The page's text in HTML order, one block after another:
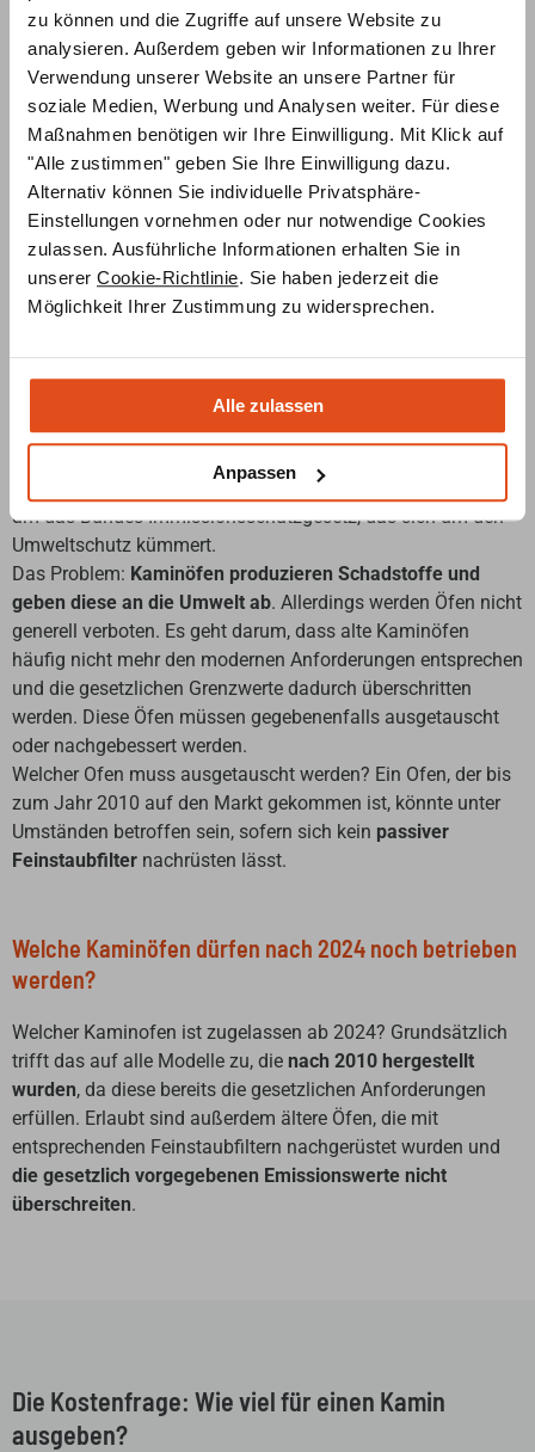
zu können und die Zugriffe auf unsere Website zu
analysieren. Außerdem geben wir Informationen zu Ihrer
Verwendung unserer Website an unsere Partner für
soziale Medien, Werbung und Analysen weiter. Für diese
Maßnahmen benötigen wir Ihre Einwilligung. Mit Klick auf
"Alle zustimmen" geben Sie Ihre Einwilligung dazu.
Alternativ können Sie individuelle Privatsphäre-
Einstellungen vornehmen oder nur notwendige Cookies
zulassen. Ausführliche Informationen erhalten Sie in
unserer Cookie-Richtlinie. Sie haben jederzeit die
Möglichkeit Ihrer Zustimmung zu widersprechen.
Alle zulassen
Anpassen
Welche Kaminöfen dürfen ab 2024 nicht mehr
Das Schlagwort „Kaminofen-Verbot 2024“ greift um sich –
doch was ist dran? Dürfen ab diesem Jahr keine Holzöfen
Kaminofenverordnung, die im Jahr 2024 in Kraft tritt. Es geht
um das Bundes-Immissionsschutzgesetz, das sich um den
Umweltschutz kümmert.
Das Problem: Kaminöfen produzieren Schadstoffe und
geben diese an die Umwelt ab. Allerdings werden Öfen nicht
generell verboten. Es geht darum, dass alte Kaminöfen
häufig nicht mehr den modernen Anforderungen entsprechen
und die gesetzlichen Grenzwerte dadurch überschritten
werden. Diese Öfen müssen gegebenenfalls ausgetauscht
oder nachgebessert werden.
Welcher Ofen muss ausgetauscht werden? Ein Ofen, der bis
zum Jahr 2010 auf den Markt gekommen ist, könnte unter
Umständen betroffen sein, sofern sich kein passiver
Feinstaubfilter nachrüsten lässt.
Welche Kaminöfen dürfen nach 2024 noch betrieben
werden?
Welcher Kaminofen ist zugelassen ab 2024? Grundsätzlich
trifft das auf alle Modelle zu, die nach 2010 hergestellt
wurden, da diese bereits die gesetzlichen Anforderungen
erfüllen. Erlaubt sind außerdem ältere Öfen, die mit
entsprechenden Feinstaubfiltern nachgerüstet wurden und
die gesetzlich vorgegebenen Emissionswerte nicht
überschreiten.
Die Kostenfrage: Wie viel für einen Kamin
ausgeben?